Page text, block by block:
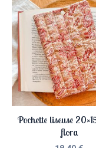
Pochette liseuse
flora